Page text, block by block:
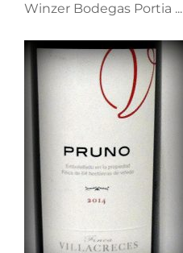
Winzer Bodegas Portia ...